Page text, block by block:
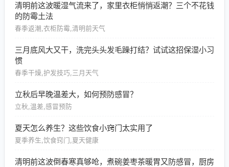
清明前这波暖湿气流来了，家里衣柜悄悄返潮？三个不花钱
的防霉土法
春季返潮,衣柜防霉,清明前天气
三月底风大又干，洗完头头发毛躁打结？试试这招保湿小习
惯
春季干燥,护发技巧,三月天气
立秋后早晚温差大，如何预防感冒？
立秋,温差,感冒预防
夏天怎么养生？这些饮食小窍门太实用了
夏季养生,饮食窍门,夏天健康
清明前这波倒春寒真够呛，煮碗姜枣茶暖胃又防感冒，厨房